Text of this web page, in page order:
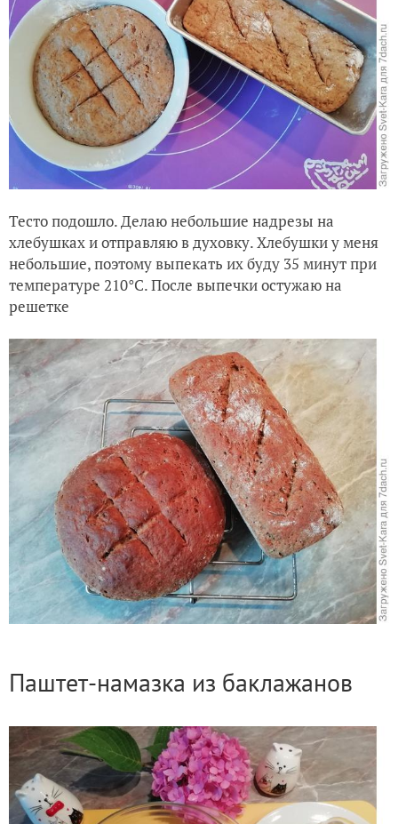
Тесто подошло. Делаю небольшие надрезы на
хлебушках и отправляю в духовку. Хлебушки у меня
небольшие, поэтому выпекать их буду 35 минут при
температуре 210°С. После выпечки остужаю на
решетке
Паштет-намазка из баклажанов